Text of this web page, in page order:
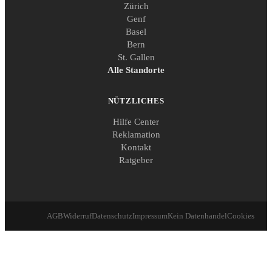
Zürich
Genf
Basel
Bern
St. Gallen
Alle Standorte
NÜTZLICHES
Hilfe Center
Reklamation
Kontakt
Ratgeber
AGBWiderrufDatenschutzImpressumKein DatenhandelCookies